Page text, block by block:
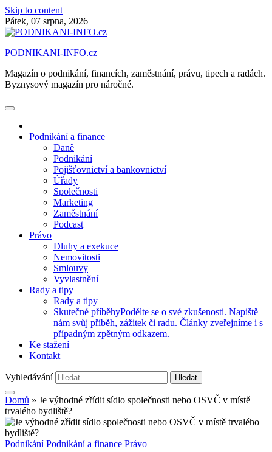
Skip to content
Pátek, 07 srpna, 2026
PODNIKANI-INFO.cz
Magazín o podnikání, financích, zaměstnání, právu, tipech a radách.
Byznysový magazín pro náročné.
Podnikání a finance
Daně
Podnikání
Pojišťovnictví a bankovnictví
Úřady
Společnosti
Marketing
Zaměstnání
Podcast
Právo
Dluhy a exekuce
Nemovitosti
Smlouvy
Vyvlastnění
Rady a tipy
Rady a tipy
Skutečné příběhyPodělte se o své zkušenosti. Napiště
nám svůj příběh, zážitek či radu. Články zveřejníme i s
případným zpětným odkazem.
Ke stažení
Kontakt
Vyhledávání
Domů » Je výhodné zřídit sídlo společnosti nebo OSVČ v místě
trvalého bydliště?
Podnikání Podnikání a finance Právo